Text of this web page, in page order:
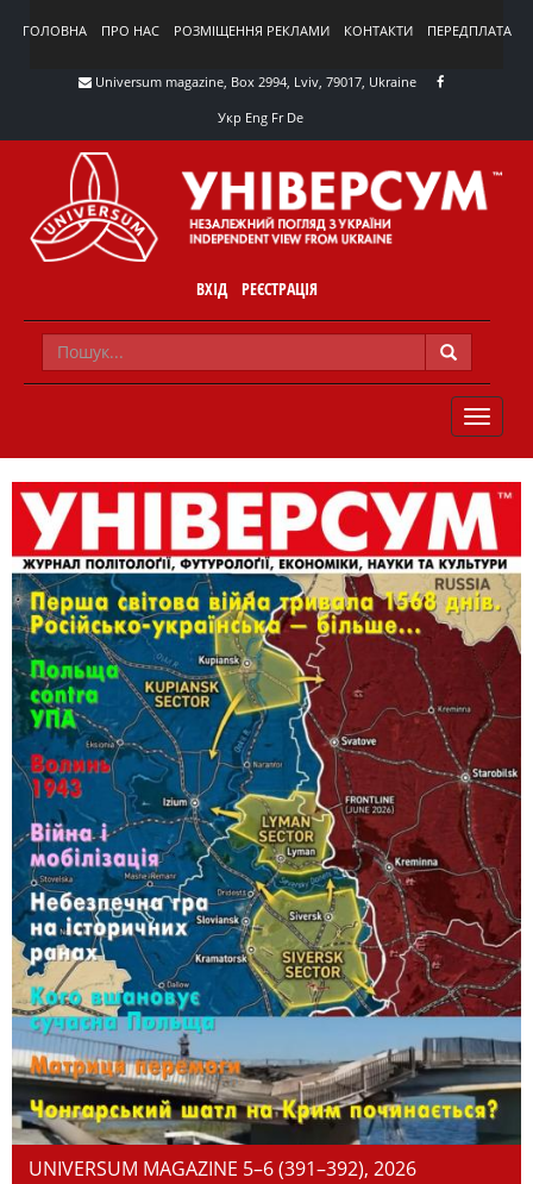
ГОЛОВНА ПРО НАС РОЗМІЩЕННЯ РЕКЛАМИ КОНТАКТИ ПЕРЕДПЛАТА
Universum magazine, Box 2994, Lviv, 79017, Ukraine
Укр Eng Fr De
ВХІД РЕЄСТРАЦІЯ
TOGGLE
UNIVERSUM MAGAZINE 5–6 (391–392), 2026